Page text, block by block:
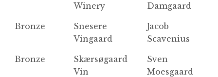
Winery
Damgaard
Bronze
Snesere
Vingaard
Jacob
Scavenius
Bronze
Skærsøgaard
Vin
Sven
Moesgaard